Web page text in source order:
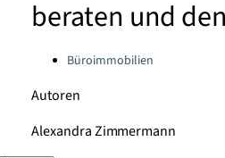
beraten und
Categories:Büroimmobilien
Autoren
Alexandra Zimmermann